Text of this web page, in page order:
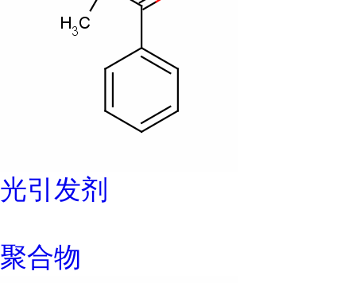
光引发剂
聚合物